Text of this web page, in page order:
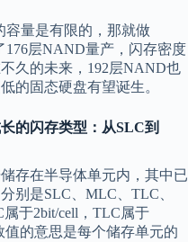
容量是有限的，那就做
176层NAND量产，闪存密度
久的未来，192层NAND也
的固态硬盘有望诞生。
的闪存类型： 从SLC到
存在半导体单元内，其中已
别是SLC、MLC、TLC、
于2bit/cell，TLC属于
值的意思是每个储存单元的